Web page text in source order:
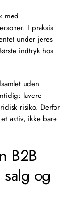
med
I praksis
under jeres
indtryk hos
uden
lavere
risiko. Derfor
aktiv, ikke bare
B2B
og